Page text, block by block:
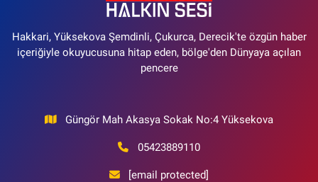
Hakkari, Yüksekova Şemdinli, Çukurca, Derecik'te özgün haber
içeriğiyle okuyucusuna hitap eden, bölge'den Dünyaya açılan
pencere
Güngör Mah Akasya Sokak No:4 Yüksekova
05423889110
[email protected]